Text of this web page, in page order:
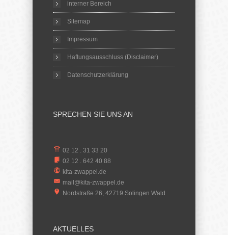
interner Bereich
Sitemap
Impressum
Haftungsausschluss (Disclaimer)
Datenschutzerklärung
SPRECHEN SIE UNS AN
02 12 . 31 33 20
02 12 . 642 40 88
kita-zwappel.de
mail@kita-zwappel.de
Nordstraße 26, 42719 Solingen Wald
AKTUELLES